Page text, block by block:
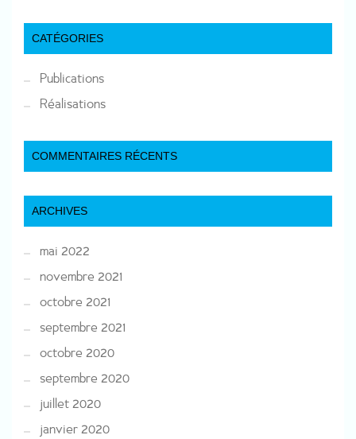
CATÉGORIES
Publications
Réalisations
COMMENTAIRES RÉCENTS
ARCHIVES
mai 2022
novembre 2021
octobre 2021
septembre 2021
octobre 2020
septembre 2020
juillet 2020
janvier 2020